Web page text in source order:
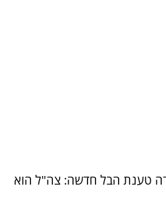
טענת הבל חדשה: צה"ל הוא